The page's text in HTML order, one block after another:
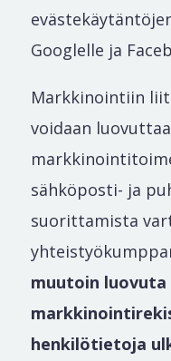
Googlelle ja
Markkinointiin
voidaan luovuttaa
sähköposti- ja
suorittamista
muutoin luovuta
henkilötietoja